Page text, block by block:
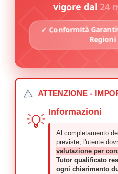
vigore dal 24
✓ Conformità
Regioni
⚠️ ATTENZIONE -
💡 Informazioni
Al completamento
previste, l'utente
valutazione per
Tutor qualificato
ogni chiarimento